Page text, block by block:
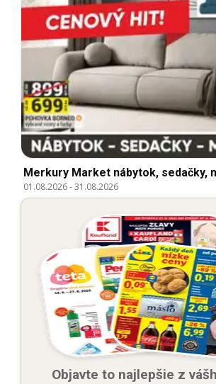
Merkury Market nábytok, sedačky,
01.08.2026-31.08.2026
Objavte to najlepšie z